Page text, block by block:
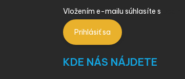
Vložením e-mailu súhlasíte s
Prihlásiť sa
KDE NÁS NÁJDETE